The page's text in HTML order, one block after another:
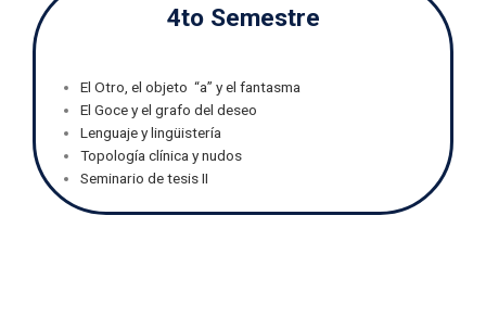
4to Semestre
El Otro, el objeto “a” y el fantasma
El Goce y el grafo del deseo
Lenguaje y lingüistería
Topología clínica y nudos
Seminario de tesis II